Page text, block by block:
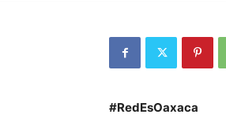
#RedEsOaxaca